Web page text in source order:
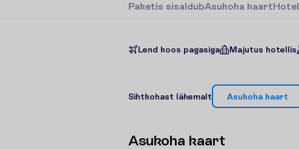
Paketis sisaldubAsukoha kaartHotel
Lend koos pagasiga Majutus hotellis
Sihtkohast lähemalt Asukoha kaart
Asukoha kaart